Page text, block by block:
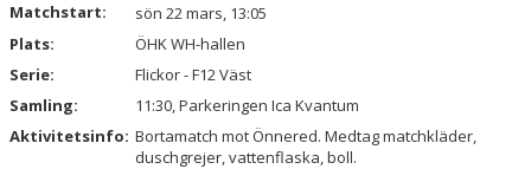
DOKUMENT
KONTAKT
Matchstart:
sön 22 mars, 13:05
Plats:
ÖHK WH-hallen
Serie:
Flickor - F12 Väst
Samling:
11:30, Parkeringen Ica Kvantum
Aktivitetsinfo: Bortamatch mot Önnered. Medtag matchkläder,
duschgrejer, vattenflaska, boll.